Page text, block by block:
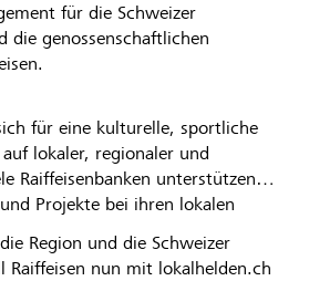
für die Schweizer
die genossenschaftlichen
für eine kulturelle, sportliche
lokaler, regionaler und
Raiffeisenbanken unterstützen
Projekte bei ihren lokalen
Region und die Schweizer
Raiffeisen nun mit lokalhelden.ch